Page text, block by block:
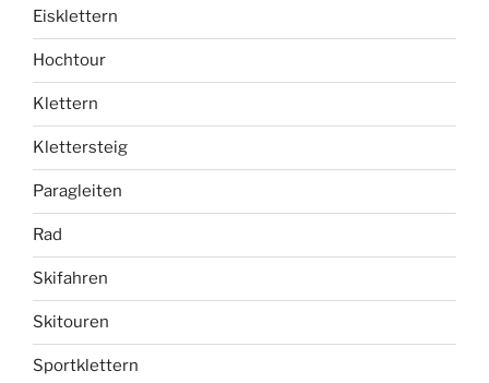
Eisklettern
Hochtour
Klettern
Klettersteig
Paragleiten
Rad
Skifahren
Skitouren
Sportklettern